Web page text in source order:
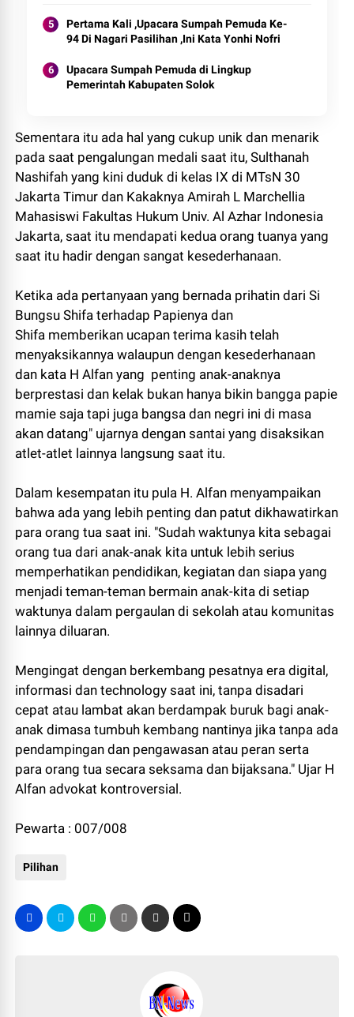
Pertama Kali ,Upacara Sumpah Pemuda Ke-
94 Di Nagari Pasilihan ,Ini Kata Yonhi Nofri
Upacara Sumpah Pemuda di Lingkup
Pemerintah Kabupaten Solok
Sementara itu ada hal yang cukup unik dan menarik
pada saat pengalungan medali saat itu, Sulthanah
Nashifah yang kini duduk di kelas IX di MTsN 30
Jakarta Timur dan Kakaknya Amirah L Marchellia
Mahasiswi Fakultas Hukum Univ. Al Azhar Indonesia
Jakarta, saat itu mendapati kedua orang tuanya yang
saat itu hadir dengan sangat kesederhanaan.
Ketika ada pertanyaan yang bernada prihatin dari Si
Bungsu Shifa terhadap Papienya dan
Shifa memberikan ucapan terima kasih telah
menyaksikannya walaupun dengan kesederhanaan
dan kata H Alfan yang penting anak-anaknya
berprestasi dan kelak bukan hanya bikin bangga papie
mamie saja tapi juga bangsa dan negri ini di masa
akan datang" ujarnya dengan santai yang disaksikan
atlet-atlet lainnya langsung saat itu.
Dalam kesempatan itu pula H. Alfan menyampaikan
bahwa ada yang lebih penting dan patut dikhawatirkan
para orang tua saat ini. "Sudah waktunya kita sebagai
orang tua dari anak-anak kita untuk lebih serius
memperhatikan pendidikan, kegiatan dan siapa yang
menjadi teman-teman bermain anak-kita di setiap
waktunya dalam pergaulan di sekolah atau komunitas
lainnya diluaran.
Mengingat dengan berkembang pesatnya era digital,
informasi dan technology saat ini, tanpa disadari
cepat atau lambat akan berdampak buruk bagi anak-
anak dimasa tumbuh kembang nantinya jika tanpa ada
pendampingan dan pengawasan atau peran serta
para orang tua secara seksama dan bijaksana." Ujar H
Alfan advokat kontroversial.
Pewarta : 007/008
Pilihan